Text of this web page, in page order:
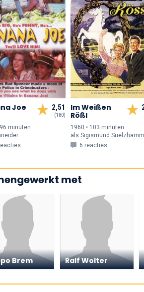
2,51
(180)
Joe
minuten
Im Weißen
Rößl
1960 • 103 minuten
als Sigismund
6 reacties
met
Brem Ralf Wolter